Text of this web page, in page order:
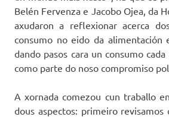
Belén Fervenza e Jacobo Ojea, da
axudaron a reflexionar acerca
consumo no eido da alimentación
dando pasos cara un consumo
como parte do noso compromiso
A xornada comezou cun traballo
dous aspectos: primeiro